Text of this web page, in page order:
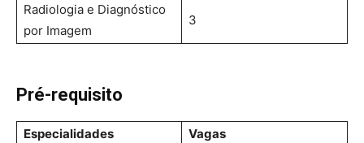
Radiologia e Diagnóstico
por Imagem
3
Pré-requisito
Especialidades
Vagas